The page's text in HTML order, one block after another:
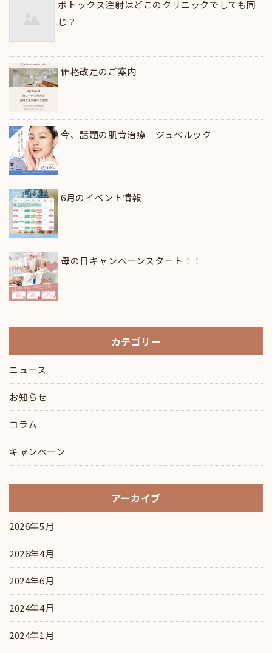
ボトックス注射はどこのクリニックでしても同
じ？
価格改定のご案内
今、話題の肌育治療 ジュべルック
6月のイベント情報
母の日キャンペーンスタート！！
カテゴリー
ニュース
お知らせ
コラム
キャンペーン
アーカイブ
2026年5月
2026年4月
2024年6月
2024年4月
2024年1月